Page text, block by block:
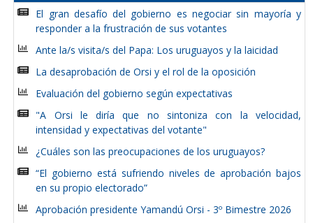
El gran desafío del gobierno es negociar sin mayoría y
responder a la frustración de sus votantes
Ante la/s visita/s del Papa: Los uruguayos y la laicidad
La desaprobación de Orsi y el rol de la oposición
Evaluación del gobierno según expectativas
"A Orsi le diría que no sintoniza con la velocidad,
intensidad y expectativas del votante"
¿Cuáles son las preocupaciones de los uruguayos?
“El gobierno está sufriendo niveles de aprobación bajos
en su propio electorado”
Aprobación presidente Yamandú Orsi - 3º Bimestre 2026